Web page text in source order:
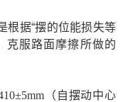
根据“摆的位能损失等
克服路面摩擦所做的
（自摆动中心